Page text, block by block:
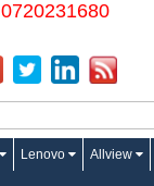
0720231680
Lenovo Allview